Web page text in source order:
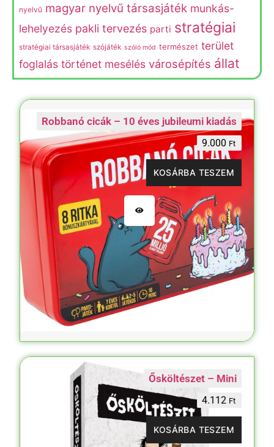
nyelvű magyar nyelvű társasjáték munkás-
lehelyezés pakli tervezés parti stratégiai
stratégiai társasjáték szójáték szóló mód természet terület
foglalás történet mesélés városépítés állat
Robbanó cicák – 10 éves jubileumi kiadás
9.000 Ft
KOSÁRBA TESZEM
Ősköltészet – Mini
4.112 Ft
KOSÁRBA TESZEM